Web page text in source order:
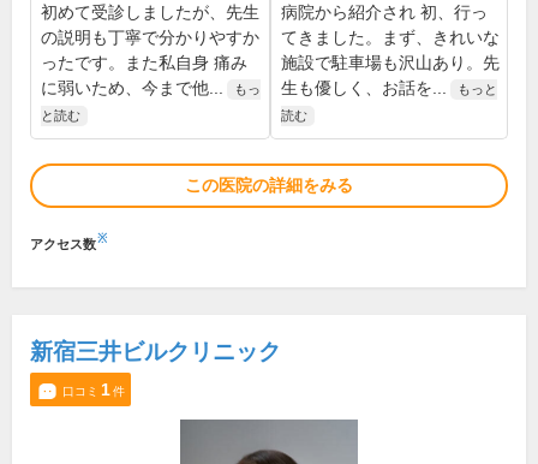
初めて受診しましたが、先生
の説明も丁寧で分かりやすか
ったです。また私自身 痛み
に弱いため、今まで他...
もっ
と読む
病院から紹介され 初、行っ
てきました。まず、きれいな
施設で駐車場も沢山あり。先
生も優しく、お話を...
もっと
読む
この医院の詳細をみる
アクセス数※
新宿三井ビルクリニック
口コミ 1件